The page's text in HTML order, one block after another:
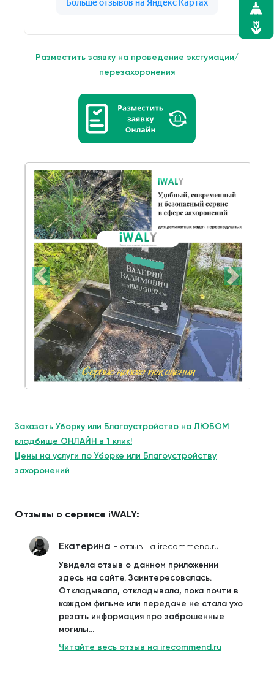
Разместить заявку на проведение эксгумации/
перезахоронения
Заказать Уборку или Благоустройство на ЛЮБОМ
кладбище ОНЛАЙН в 1 клик!
Цены на услуги по Уборке или Благоустройству
захоронений
Отзывы о сервисе iWALY:
Екатерина - отзыв на irecommend.ru
Увидела отзыв о данном приложении
здесь на сайте. Заинтересовалась.
Откладывала, откладывала, пока почти в
каждом фильме или передаче не стала ухо
резать информация про заброшенные
могилы...
Читайте весь отзыв на irecommend.ru